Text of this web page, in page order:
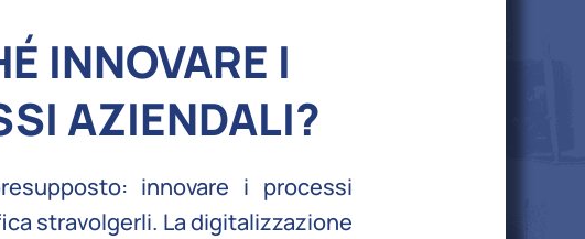
INNOVARE I
AZIENDALI?
innovare i processi
stravolgerli. La digitalizzazione